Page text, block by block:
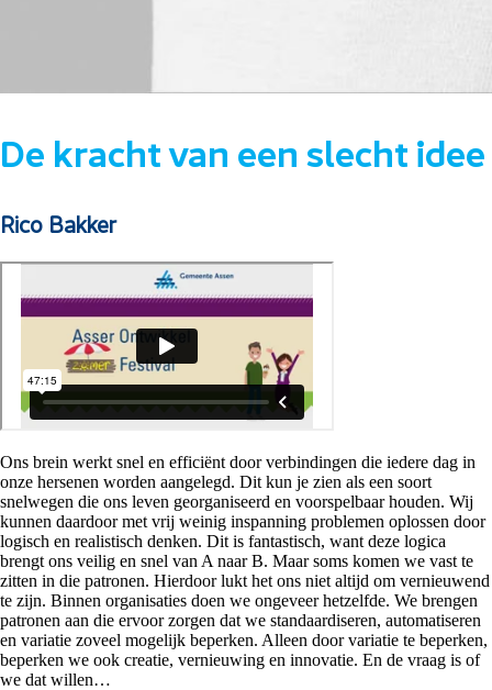
De kracht van een slecht idee
Rico Bakker
Ons brein werkt snel en efficiënt door verbindingen die iedere dag in
onze hersenen worden aangelegd. Dit kun je zien als een soort
snelwegen die ons leven georganiseerd en voorspelbaar houden. Wij
kunnen daardoor met vrij weinig inspanning problemen oplossen door
logisch en realistisch denken. Dit is fantastisch, want deze logica
brengt ons veilig en snel van A naar B. Maar soms komen we vast te
zitten in die patronen. Hierdoor lukt het ons niet altijd om vernieuwend
te zijn. Binnen organisaties doen we ongeveer hetzelfde. We brengen
patronen aan die ervoor zorgen dat we standaardiseren, automatiseren
en variatie zoveel mogelijk beperken. Alleen door variatie te beperken,
beperken we ook creatie, vernieuwing en innovatie. En de vraag is of
we dat willen…